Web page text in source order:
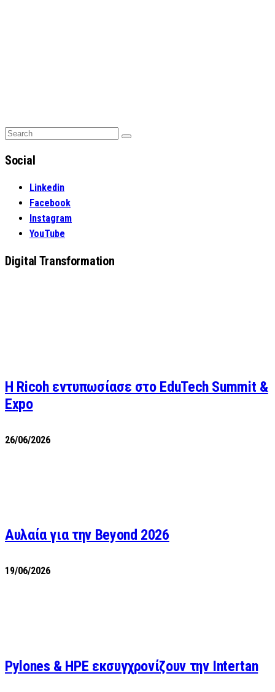
Search
Search
Social
Linkedin
Facebook
Instagram
YouTube
Digital Transformation
Η Ricoh εντυπωσίασε στο EduTech Summit &
Expo
26/06/2026
Αυλαία για την Beyond 2026
19/06/2026
Pylones & HPE εκσυγχρονίζουν την Intertan